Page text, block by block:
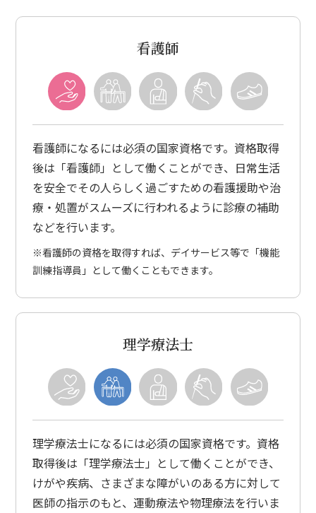
看護師
看護師になるには必須の国家資格です。資格取得
後は「看護師」として働くことができ、日常生活
を安全でその人らしく過ごすための看護援助や治
療・処置がスムーズに行われるように診療の補助
などを行います。
※看護師の資格を取得すれば、デイサービス等で「機能
訓練指導員」として働くこともできます。
理学療法士
理学療法士になるには必須の国家資格です。資格
取得後は「理学療法士」として働くことができ、
けがや疾病、さまざまな障がいのある方に対して
医師の指示のもと、運動療法や物理療法を行いま